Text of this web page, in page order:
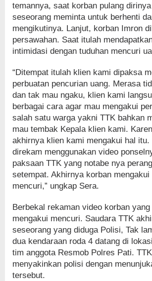
temannya, saat korban pulang
seseorang meminta untuk berhenti
mengikutinya. Lanjut, korban Imron
persawahan. Saat itulah
intimidasi dengan tuduhan mencuri
“Ditempat itulah klien kami dipaksa
perbuatan pencurian uang. Merasa
dan tak mau ngaku, klien kami
berbagai cara agar mau mengakui
salah satu warga yakni TTK bahkan
mau tembak Kepala klien kami.
akhirnya klien kami mengakui hal itu.
direkam menggunakan video
paksaan TTK yang notabe nya
setempat. Akhirnya korban mengakui
mencuri,” ungkap Sera.
Berbekal rekaman video korban
mengakui mencuri. Saudara TTK
seseorang yang diduga Polisi, Tak
dua kendaraan roda 4 datang di
tim anggota Resmob Polres Pati.
menyakinkan polisi dengan
tersebut.